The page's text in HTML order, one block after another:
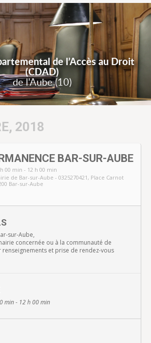
de l’Accès au Droit
(CDAD)
de l'Aube (10)
2018
BAR-SUR-AUBE
00 min - 12 h 00 min
de Bar-sur-Aube - 0325270421 , Place Carnot
Bar-sur-Aube
sur-Aube,
concernée ou à la communauté de
et prise de rendez-vous
min - 12 h 00 min